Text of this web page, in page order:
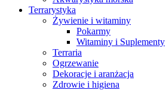
Terrarystyka
Żywienie i witaminy
Pokarmy
Witaminy i Suplementy
Terraria
Ogrzewanie
Dekoracje i aranżacja
Zdrowie i higiena